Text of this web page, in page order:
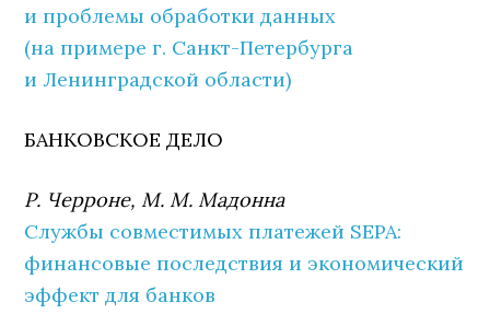
и проблемы обработки данных
(на примере г. Санкт-Петербурга
и Ленинградской области)
БАНКОВСКОЕ ДЕЛО
Р. Черроне, М. М. Мадонна
Службы совместимых платежей SEPA:
финансовые последствия и экономический
эффект для банков